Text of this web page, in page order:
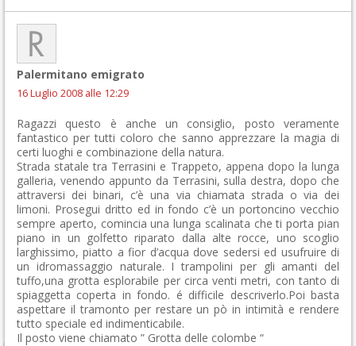
Palermitano emigrato
16 Luglio 2008 alle 12:29
Ragazzi questo è anche un consiglio, posto veramente
fantastico per tutti coloro che sanno apprezzare la magia di
certi luoghi e combinazione della natura.
Strada statale tra Terrasini e Trappeto, appena dopo la lunga
galleria, venendo appunto da Terrasini, sulla destra, dopo che
attraversi dei binari, c’è una via chiamata strada o via dei
limoni. Prosegui dritto ed in fondo c’è un portoncino vecchio
sempre aperto, comincia una lunga scalinata che ti porta pian
piano in un golfetto riparato dalla alte rocce, uno scoglio
larghissimo, piatto a fior d’acqua dove sedersi ed usufruire di
un idromassaggio naturale. I trampolini per gli amanti del
tuffo,una grotta esplorabile per circa venti metri, con tanto di
spiaggetta coperta in fondo. é difficile descriverlo.Poi basta
aspettare il tramonto per restare un pò in intimità e rendere
tutto speciale ed indimenticabile.
Il posto viene chiamato ” Grotta delle colombe “